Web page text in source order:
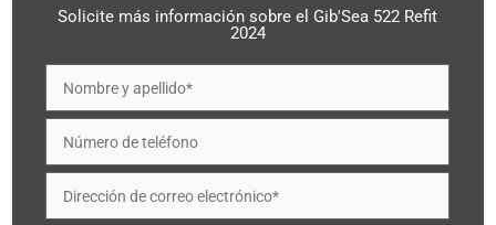
Solicite más información sobre el Gib'Sea 522 Refit
2024